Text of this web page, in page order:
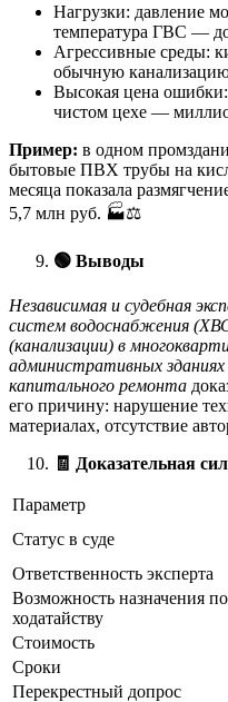
Нагрузки: давление
температура ГВС — до
Агрессивные среды:
обычную канализацию
Высокая цена ошибки:
чистом цехе —
Пример: в одном
бытовые ПВХ трубы на
месяца показала
5,7 млн руб. 🏭⚖️
🟢 Выводы
Независимая и судебная
систем водоснабжения
(канализации) в
административных зданиях
капитального ремонта
его причину: нарушение
материалах, отсутствие
🧾 Доказательная
Параметр
Статус в суде
Ответственность эксперта
Возможность назначения по
ходатайству
Стоимость
Сроки
Перекрестный допрос